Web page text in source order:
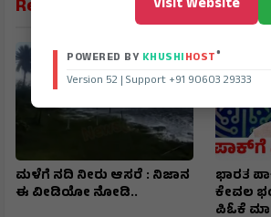
Related News
ಮಳೆಗೆ ನದಿ ನೀರು ಆಸರೆ : ನಿಜಾನ
ಈ ವೀಡಿಯೋ ನೋಡಿ..
ಭಾರತ
ಕೇವಲ
ಪಿಓಕೆ
POWERED BY KHUSHIHOST®
Version 52 | Support +91 90603 29333